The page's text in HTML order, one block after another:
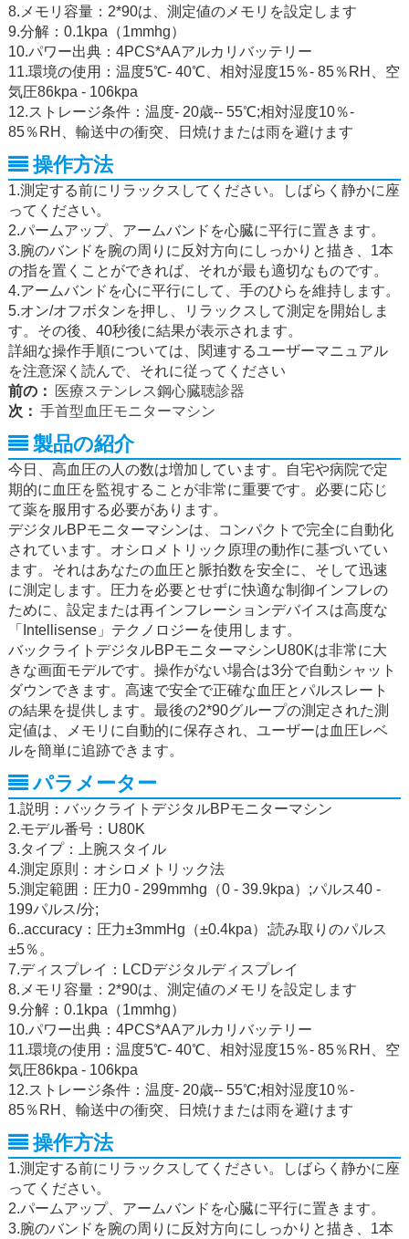
8.メモリ容量：2*90は、測定値のメモリを設定します
9.分解：0.1kpa（1mmhg）
10.パワー出典：4PCS*AAアルカリバッテリー
11.環境の使用：温度5℃- 40℃、相対湿度15％- 85％RH、空
気圧86kpa - 106kpa
12.ストレージ条件：温度- 20歳-- 55℃;相対湿度10％-
85％RH、輸送中の衝突、日焼けまたは雨を避けます
操作方法
1.測定する前にリラックスしてください。しばらく静かに座
ってください。
2.パームアップ、アームバンドを心臓に平行に置きます。
3.腕のバンドを腕の周りに反対方向にしっかりと描き、1本
の指を置くことができれば、それが最も適切なものです。
4.アームバンドを心に平行にして、手のひらを維持します。
5.オン/オフボタンを押し、リラックスして測定を開始しま
す。その後、40秒後に結果が表示されます。
詳細な操作手順については、関連するユーザーマニュアル
を注意深く読んで、それに従ってください
前の： 医療ステンレス鋼心臓聴診器
次： 手首型血圧モニターマシン
製品の紹介
今日、高血圧の人の数は増加しています。自宅や病院で定
期的に血圧を監視することが非常に重要です。必要に応じ
て薬を服用する必要があります。
デジタルBPモニターマシンは、コンパクトで完全に自動化
されています。オシロメトリック原理の動作に基づいてい
ます。それはあなたの血圧と脈拍数を安全に、そして迅速
に測定します。圧力を必要とせずに快適な制御インフレの
ために、設定または再インフレーションデバイスは高度な
「Intellisense」テクノロジーを使用します。
バックライトデジタルBPモニターマシンU80Kは非常に大
きな画面モデルです。操作がない場合は3分で自動シャット
ダウンできます。高速で安全で正確な血圧とパルスレート
の結果を提供します。最後の2*90グループの測定された測
定値は、メモリに自動的に保存され、ユーザーは血圧レベ
ルを簡単に追跡できます。
パラメーター
1.説明：バックライトデジタルBPモニターマシン
2.モデル番号：U80K
3.タイプ：上腕スタイル
4.測定原則：オシロメトリック法
5.測定範囲：圧力0 - 299mmhg（0 - 39.9kpa）;パルス40 -
199パルス/分;
6..accuracy：圧力±3mmHg（±0.4kpa）;読み取りのパルス
±5％。
7.ディスプレイ：LCDデジタルディスプレイ
8.メモリ容量：2*90は、測定値のメモリを設定します
9.分解：0.1kpa（1mmhg）
10.パワー出典：4PCS*AAアルカリバッテリー
11.環境の使用：温度5℃- 40℃、相対湿度15％- 85％RH、空
気圧86kpa - 106kpa
12.ストレージ条件：温度- 20歳-- 55℃;相対湿度10％-
85％RH、輸送中の衝突、日焼けまたは雨を避けます
操作方法
1.測定する前にリラックスしてください。しばらく静かに座
ってください。
2.パームアップ、アームバンドを心臓に平行に置きます。
3.腕のバンドを腕の周りに反対方向にしっかりと描き、1本